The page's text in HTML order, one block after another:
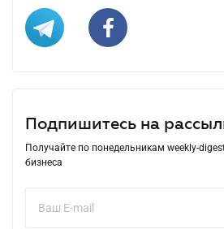
Подпишитесь на
Получайте по понедельникам weekly-
бизнеса